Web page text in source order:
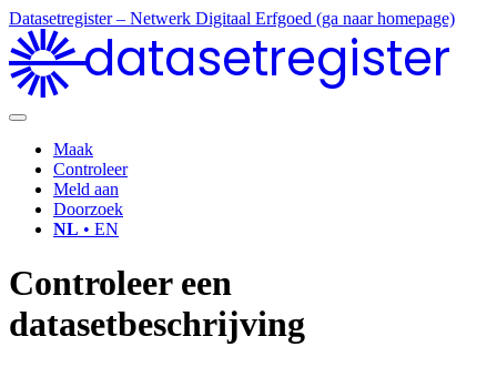
Datasetregister – Netwerk Digitaal Erfgoed (ga naar homepage)
datasetregister
Maak
Controleer
Meld aan
Doorzoek
NL • EN
Controleer een
datasetbeschrijving